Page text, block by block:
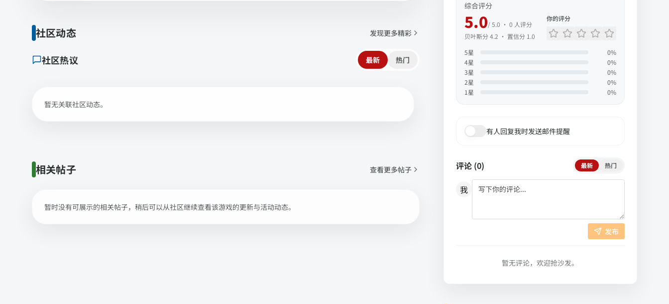
社区动态 发现更多精彩
社区热议 最新 热门
暂无关联社区动态。
相关帖子 查看更多帖子
暂时没有可展示的相关帖子，稍后可以从社区继续查看该游戏的更新与活动动态。
综合评分
5.0/ 5.0 · 0 人评分
贝叶斯分4.2 · 置信分 1.0
你的评分
5星 0%
4星 0%
3星 0%
2星 0%
1 星 0%
有人回复我时发送邮件提醒
评论 (0) 最新 热门
我
发布
暂无评论，欢迎抢沙发。